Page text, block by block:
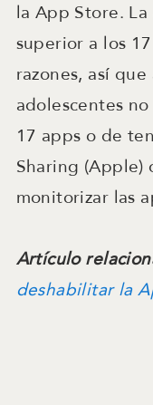
la App Store.
superior a los
razones, así
adolescentes
17 apps o de
Sharing (Apple)
monitorizar las
Artículo
deshabilitar la